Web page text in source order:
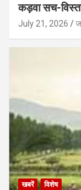
कड़वा सच-
July 21, 2026
खबरें विशेष